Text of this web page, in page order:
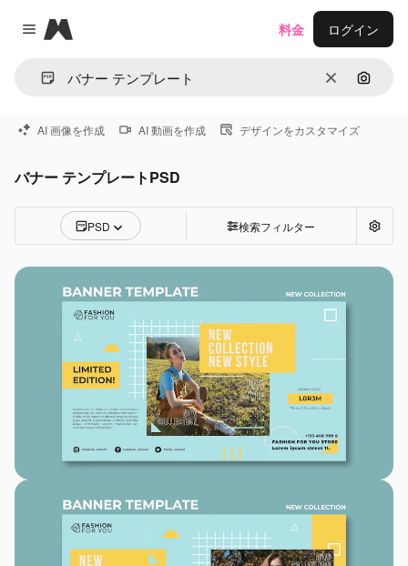
Close menu
Magnific
消去 画像で
料金 ログイン
AI 画像を作成 AI 動画を作成 デザインをカスタマイズ
バナー テンプレートPSD
PSD 検索フィルター